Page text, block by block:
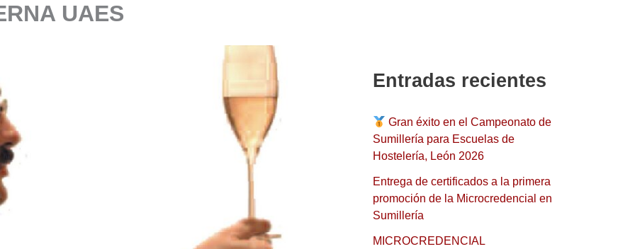
UAES
a
p
o
:
Entradas recientes
Gran éxito en el Campeonato de
Sumillería para Escuelas de
Hostelería, León 2026
Entrega de certificados a la primera
promoción de la Microcredencial en
Sumillería
MICROCREDENCIAL